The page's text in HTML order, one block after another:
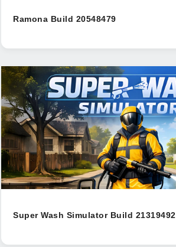
Ramona Build 20548479
Super Wash Simulator Build 21319492